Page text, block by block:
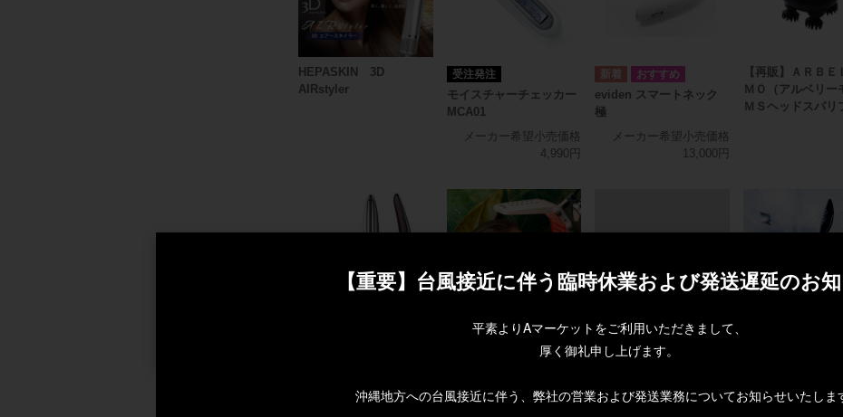
HEPASKIN 3D
AIRstyler
受注発注
モイスチャーチェッカー
MCA01
メーカー希望小売価格
4,990円
eviden スマートネック
極
メーカー希望小売価格
13,000円
【再販】ＡＲＢＥ
ＭＯ（アルベリー
ＭＳヘッドスパリ
HEPASKIN BIKUMO
Ｎａｎｏ Ｌｉｇｈｔ
イ)
1
台風接近に伴う臨時休業
【重要】台風接近に伴う臨時休業および発送遅延のお
平素よりAマーケットをご利用いただきまして、
厚く御礼申し上げます。
沖縄地方への台風接近に伴う、弊社の営業および発送業務についてお知らせいたしま